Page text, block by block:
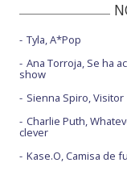
Tyla, A*Pop
Ana Torroja, Se ha
show
Sienna Spiro, Visitor
Charlie Puth,
clever
Kase.O, Camisa de